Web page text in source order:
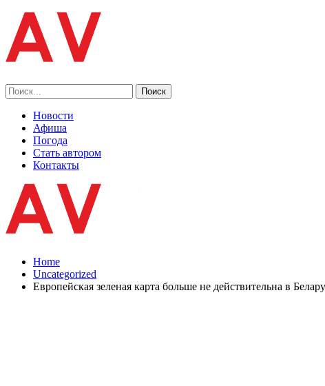
Новости
Афиша
Погода
Стать автором
Контакты
Home
Uncategorized
Европейская зеленая карта больше не действительна в